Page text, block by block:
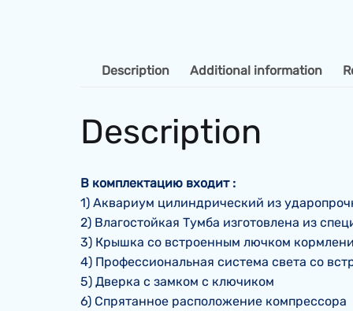
Description Additional information
Description
В комплектацию входит :
1) Аквариум цилиндрический из
2) Влагостойкая Тумба изготовлена из
3) Крышка со встроенным лючком
4) Профессиональная система света со
5) Дверка с замком с ключиком
6) Спрятанное расположение компрессора